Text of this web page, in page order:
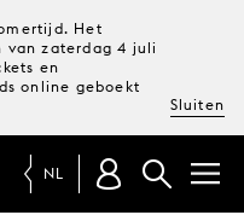
Het
van zaterdag 4 juli
en
online geboekt
Sluiten
NL